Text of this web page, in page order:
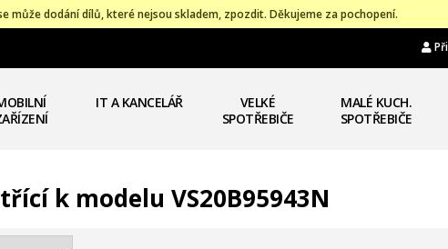
může dodání dílů, které nejsou skladem, zpozdit. Děkujeme za pochopení.
IT A KANCELÁŘ
VELKÉ
SPOTŘEBIČE
MALÉ KUCH.
SPOTŘEBIČE
k modelu VS20B95943N